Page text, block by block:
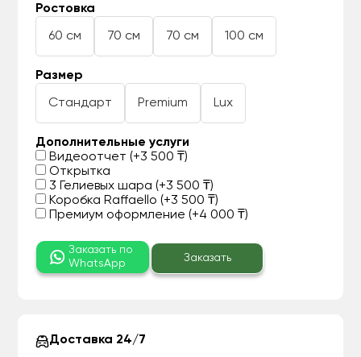
Ростовка
60 см 70 см 70 см 100 см
Размер
Стандарт Premium Lux
Дополнительные услуги
Видеоотчет (+3 500 ₸)
Открытка
3 Гелиевых шара (+3 500 ₸)
Коробка Raffaello (+3 500 ₸)
Премиум оформление (+4 000 ₸)
Заказать по
WhatsApp
Заказать
Доставка 24/7